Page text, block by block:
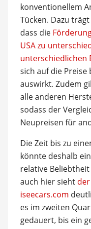
konventionellem
Tücken. Dazu
dass die
USA zu
unterschiedlichen
sich auf die Preise
auswirkt. Zudem
alle anderen
sodass der
Neupreisen für
Die Zeit bis zu
könnte deshalb
relative
auch hier sieht
iseecars.com
es im zweiten
gedauert, bis ein